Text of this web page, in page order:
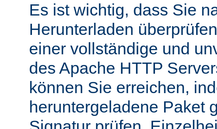
Es ist wichtig, dass Sie
Herunterladen
einer vollständige und
des Apache HTTP
können Sie erreichen,
heruntergeladene Paket